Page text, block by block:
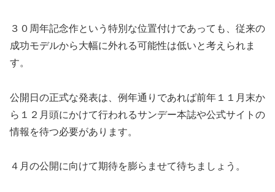
３０周年記念作という特別な位置付けであっても、従来の
成功モデルから大幅に外れる可能性は低いと考えられま
す。
公開日の正式な発表は、例年通りであれば前年１１月末か
ら１２月頭にかけて行われるサンデー本誌や公式サイトの
情報を待つ必要があります。
４月の公開に向けて期待を膨らませて待ちましょう。